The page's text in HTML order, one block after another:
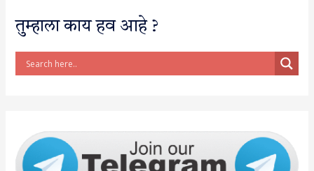
तुम्हाला काय हव आहे ?